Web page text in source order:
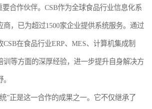
合作伙伴。CSB作为全球食品行业信息化系
商，已为超过1500家企业提供系统服务。通过
在食品行业ERP、MES、计算机集成制
训等方面的深厚经验，进一步提升自身解决方
”正是这一合作的成果之一。它不仅继承了